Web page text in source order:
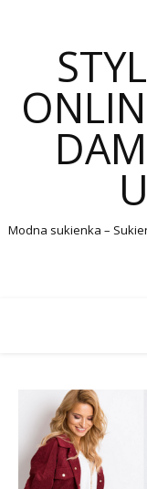
Modna sukienka –